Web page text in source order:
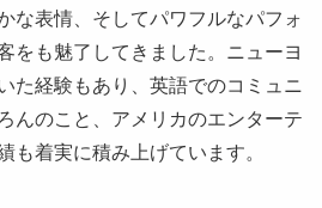
な表情、そしてパワフルなパフォ
をも魅了してきました。ニューヨ
た経験もあり、英語でのコミュニ
んのこと、アメリカのエンターテ
も着実に積み上げています。